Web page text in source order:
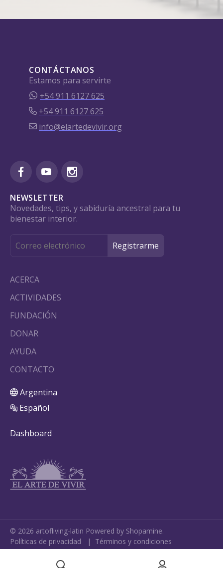
CONTÁCTANOS
Estamos para servirte
+54 911 6127 625
+54 911 6127 625
info@elartedevivir.org
NEWSLETTER
Novedades, tips, y sabiduría ancestral para tu
bienestar interior.
ACERCA
ACTIVIDADES
FUNDACIÓN
DONAR
AYUDA
CONTACTO
Argentina
Español
Dashboard
© 2026 artofliving-latin Powered by Shopamine.
Políticas de privacidad | Términos y condiciones
Cookie Settings•My Data